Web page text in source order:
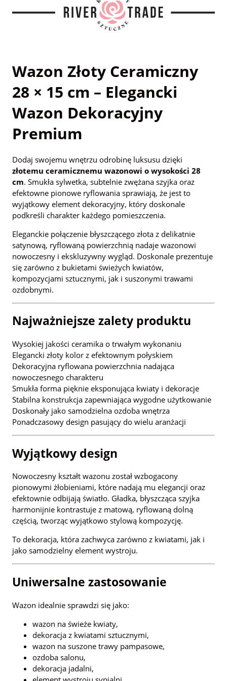
Wazon Złoty Ceramiczny
28 × 15 cm – Elegancki
Wazon Dekoracyjny
Premium
Dodaj swojemu wnętrzu odrobinę luksusu dzięki
złotemu ceramicznemu wazonowi o wysokości 28
cm. Smukła sylwetka, subtelnie zwężana szyjka oraz
efektowne pionowe ryflowania sprawiają, że jest to
wyjątkowy element dekoracyjny, który doskonale
podkreśli charakter każdego pomieszczenia.
Eleganckie połączenie błyszczącego złota z delikatnie
satynową, ryflowaną powierzchnią nadaje wazonowi
nowoczesny i ekskluzywny wygląd. Doskonale prezentuje
się zarówno z bukietami świeżych kwiatów,
kompozycjami sztucznymi, jak i suszonymi trawami
ozdobnymi.
Najważniejsze zalety produktu
Wysokiej jakości ceramika o trwałym wykonaniu
Elegancki złoty kolor z efektownym połyskiem
Dekoracyjna ryflowana powierzchnia nadająca
nowoczesnego charakteru
Smukła forma pięknie eksponująca kwiaty i dekoracje
Stabilna konstrukcja zapewniająca wygodne użytkowanie
Doskonały jako samodzielna ozdoba wnętrza
Ponadczasowy design pasujący do wielu aranżacji
Wyjątkowy design
Nowoczesny kształt wazonu został wzbogacony
pionowymi żłobieniami, które nadają mu elegancji oraz
efektownie odbijają światło. Gładka, błyszcząca szyjka
harmonijnie kontrastuje z matową, ryflowaną dolną
częścią, tworząc wyjątkowo stylową kompozycję.
To dekoracja, która zachwyca zarówno z kwiatami, jak i
jako samodzielny element wystroju.
Uniwersalne zastosowanie
Wazon idealnie sprawdzi się jako:
wazon na świeże kwiaty,
dekoracja z kwiatami sztucznymi,
wazon na suszone trawy pampasowe,
ozdoba salonu,
dekoracja jadalni,